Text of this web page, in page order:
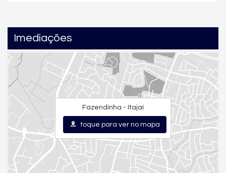
Acessibilidade para PNE
Imediações
Fazendinha - Itajaí
toque para ver no mapa